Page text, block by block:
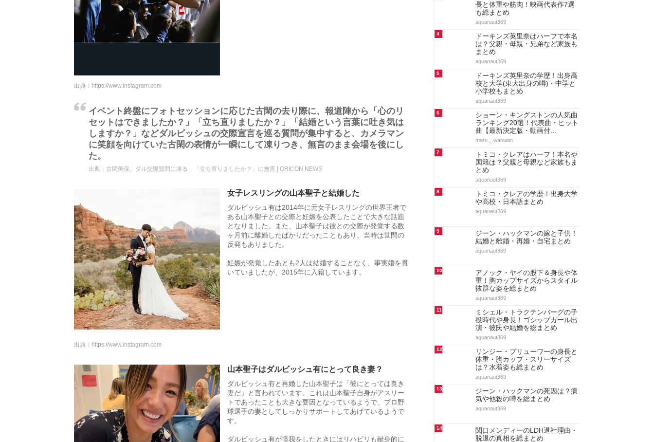
出典： https://www.instagram.com
イベント終盤にフォトセッションに応じた古閑の去り際に、報道陣から「心のリ
セットはできましたか？」「立ち直りましたか？」「結婚という言葉に吐き気は
しますか？」などダルビッシュの交際宣言を巡る質問が集中すると、カメラマン
に笑顔を向けていた古閑の表情が一瞬にして凍りつき、無言のまま会場を後にし
た。
出典： 古閑美保、ダル交際質問に凍る 「立ち直りましたか？」に無言 | ORICON NEWS
女子レスリングの山本聖子と結婚した
ダルビッシュ有は2014年に元女子レスリングの世界王者で
ある山本聖子との交際と妊娠を公表したことで大きな話題
となりました。また、山本聖子は彼との交際が発覚する数
ヶ月前に離婚したばかりだったこともあり、当時は世間の
反発もありました。
妊娠が発覚したあとも2人は結婚することなく、事実婚を貫
いていましたが、2015年に入籍しています。
出典： https://www.instagram.com
山本聖子はダルビッシュ有にとって良き妻？
ダルビッシュ有と再婚した山本聖子は「彼にとっては良き
妻だ」と言われています。これは山本聖子自身がアスリー
トであったことも大きな要因となっているようで、プロ野
球選手の妻としてしっかりサポートしてあげているようで
す。
ダルビッシュ有が怪我をしたときにはリハビリも献身的に
長と体重や筋肉！映画代表作7選
も総まとめ
aquanaut369
4
ドーキンズ英里奈はハーフで本名
は？父親・母親・兄弟など家族も
まとめ
aquanaut369
5
ドーキンズ英里奈の学歴！出身高
校と大学(東大出身の噂)・中学と
小学校もまとめ
aquanaut369
6
ショーン・キングストンの人気曲
ランキング20選！代表曲・ヒット
曲【最新決定版・動画付…
maru._.wanwan
7
トミコ・クレアはハーフ！本名や
国籍は？父親と母親など家族もま
とめ
aquanaut369
8
トミコ・クレアの学歴！出身大学
や高校・日本語まとめ
aquanaut369
9
ジーン・ハックマンの嫁と子供！
結婚と離婚・再婚・自宅まとめ
aquanaut369
10
アノック・ヤイの股下＆身長や体
重！胸カップサイズからスタイル
抜群な姿を総まとめ
aquanaut369
11
ミシェル・トラクテンバーグの子
役時代や身長！ゴシップガール出
演・彼氏や結婚を総まとめ
aquanaut369
12
リンジー・ブリューワーの身長と
体重・胸カップ・スリーサイズ
は？水着姿も総まとめ
aquanaut369
13
ジーン・ハックマンの死因は？病
気や他殺の噂を総まとめ
aquanaut369
14
関口メンディーのLDH退社理由・
脱退の真相を総まとめ